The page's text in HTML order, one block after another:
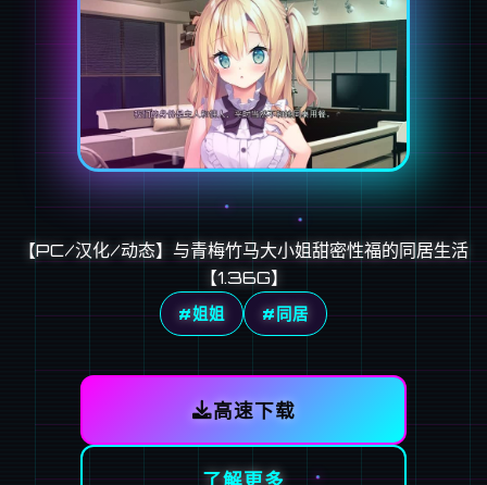
【PC/汉化/动态】与青梅竹马大小姐甜密性福的同居生活
【1.36G】
#姐姐 #同居
高速下载
了解更多